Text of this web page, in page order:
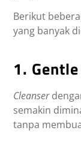
Berikut
yang banyak
1.
Cleanser
semakin
tanpa